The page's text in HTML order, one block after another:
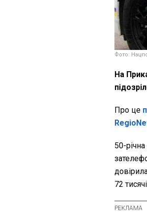
Фото:
На
Про це
50-
72